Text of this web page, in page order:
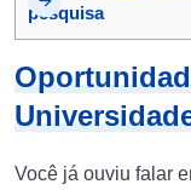
pesquisa
Você já ouviu falar